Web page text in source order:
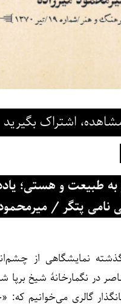
اشتراک بگیرید
به طبیعت و هستی؛
نامی پتگر /
نمایشگاهی از
در نگمارخانۀ شیخ برپا
گالری می‌خوانیم که: